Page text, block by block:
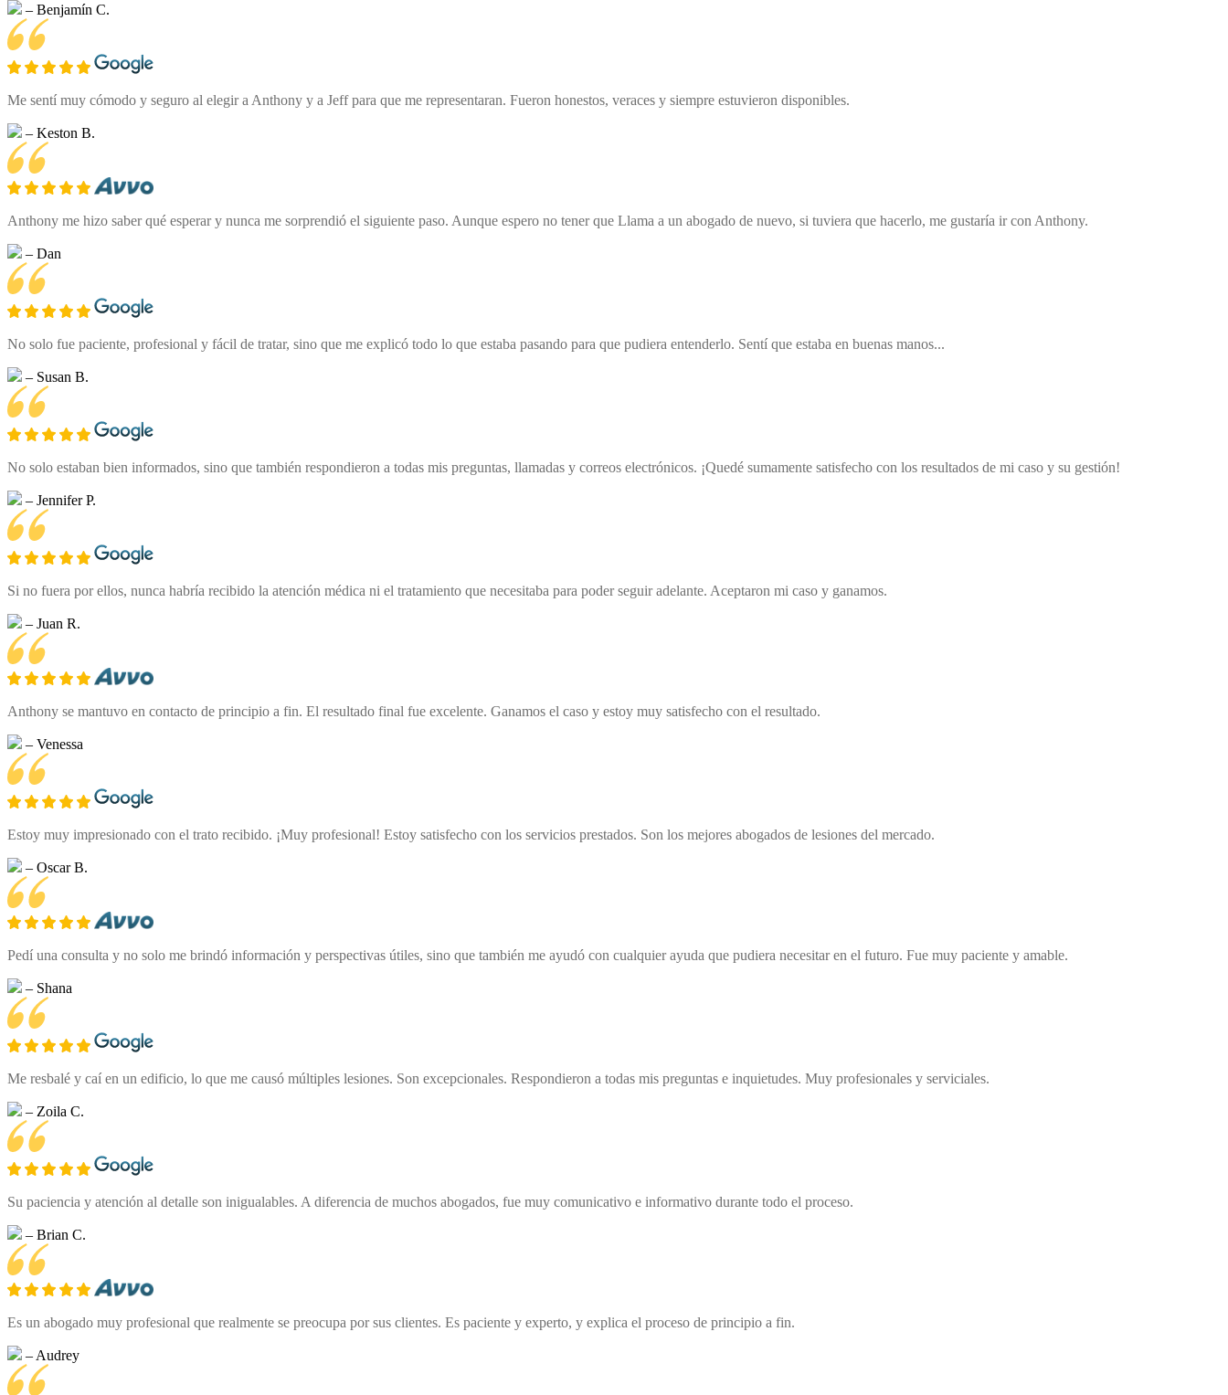
– Benjamín C.
Me sentí muy cómodo y seguro al elegir a Anthony y a Jeff para que me representaran. Fueron honestos, veraces y siempre estuvieron disponibles.
– Keston B.
Anthony me hizo saber qué esperar y nunca me sorprendió el siguiente paso. Aunque espero no tener que Llama a un abogado de nuevo, si tuviera que hacerlo, me gustaría ir con Anthony.
– Dan
No solo fue paciente, profesional y fácil de tratar, sino que me explicó todo lo que estaba pasando para que pudiera entenderlo. Sentí que estaba en buenas manos...
– Susan B.
No solo estaban bien informados, sino que también respondieron a todas mis preguntas, llamadas y correos electrónicos. ¡Quedé sumamente satisfecho con los resultados de mi caso y su gestión!
– Jennifer P.
Si no fuera por ellos, nunca habría recibido la atención médica ni el tratamiento que necesitaba para poder seguir adelante. Aceptaron mi caso y ganamos.
– Juan R.
Anthony se mantuvo en contacto de principio a fin. El resultado final fue excelente. Ganamos el caso y estoy muy satisfecho con el resultado.
– Venessa
Estoy muy impresionado con el trato recibido. ¡Muy profesional! Estoy satisfecho con los servicios prestados. Son los mejores abogados de lesiones del mercado.
– Oscar B.
Pedí una consulta y no solo me brindó información y perspectivas útiles, sino que también me ayudó con cualquier ayuda que pudiera necesitar en el futuro. Fue muy paciente y amable.
– Shana
Me resbalé y caí en un edificio, lo que me causó múltiples lesiones. Son excepcionales. Respondieron a todas mis preguntas e inquietudes. Muy profesionales y serviciales.
– Zoila C.
Su paciencia y atención al detalle son inigualables. A diferencia de muchos abogados, fue muy comunicativo e informativo durante todo el proceso.
– Brian C.
Es un abogado muy profesional que realmente se preocupa por sus clientes. Es paciente y experto, y explica el proceso de principio a fin.
– Audrey